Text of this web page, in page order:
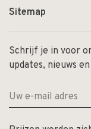
Sitemap
Schrijf je in voor
updates, nieuws